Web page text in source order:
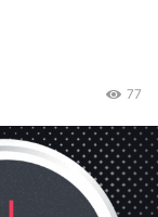
77